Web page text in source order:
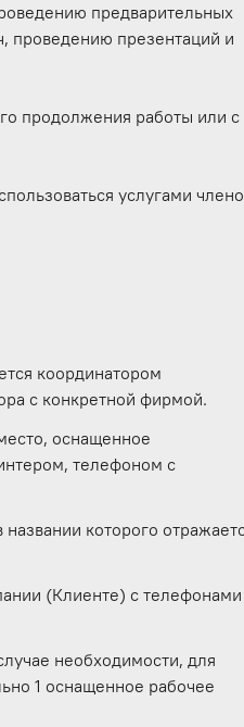
предварительных
проведению презентаций и
продолжения работы или с
услугами
координатором
с конкретной фирмой.
оснащенное
телефоном с
которого
(Клиенте) с телефонами
необходимости, для
1 оснащенное рабочее